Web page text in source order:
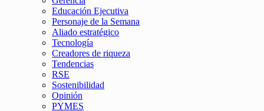
Educación Ejecutiva
Personaje de la Semana
Aliado estratégico
Tecnología
Creadores de riqueza
Tendencias
RSE
Sostenibilidad
Opinión
PYMES